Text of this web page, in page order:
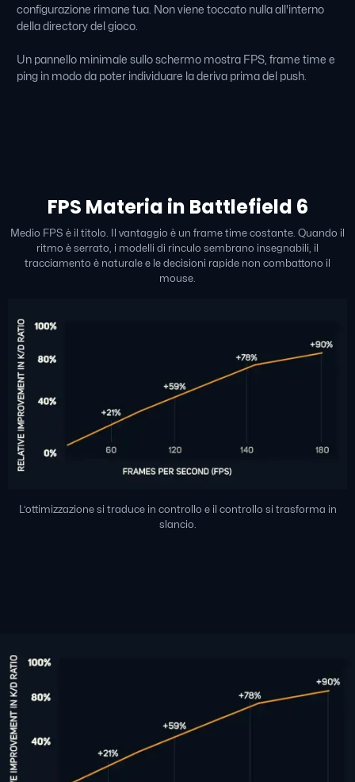
configurazione rimane tua. Non viene toccato nulla all'interno
della directory del gioco.
Un pannello minimale sullo schermo mostra FPS, frame time e
ping in modo da poter individuare la deriva prima del push.
FPS Materia in Battlefield 6
Medio FPS è il titolo. Il vantaggio è un frame time costante. Quando il
ritmo è serrato, i modelli di rinculo sembrano insegnabili, il
tracciamento è naturale e le decisioni rapide non combattono il
mouse.
L’ottimizzazione si traduce in controllo e il controllo si trasforma in
slancio.